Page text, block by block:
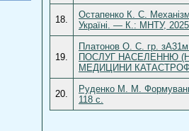
18.
Остапенко К. С. Механізм
Україні. — К.: МНТУ,
19.
Платонов О. С. гр.
ПОСЛУГ НАСЕЛЕННЮ
МЕДИЦИНИ
20.
Руденко М. М.
118 с.